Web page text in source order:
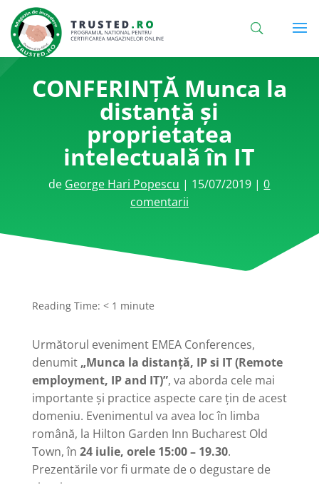
CONFERINȚĂ Munca la
distanță și
proprietatea
intelectuală în IT
de George Hari Popescu | 15/07/2019 |0
comentarii
Reading Time: < 1 minute
Următorul eveniment EMEA Conferences,
denumit „Munca la distanță, IP si IT (Remote
employment, IP and IT)”, va aborda cele mai
importante și practice aspecte care țin de acest
domeniu. Evenimentul va avea loc în limba
română, la Hilton Garden Inn Bucharest Old
Town, în 24 iulie, orele 15:00 – 19.30.
Prezentările vor fi urmate de o degustare de